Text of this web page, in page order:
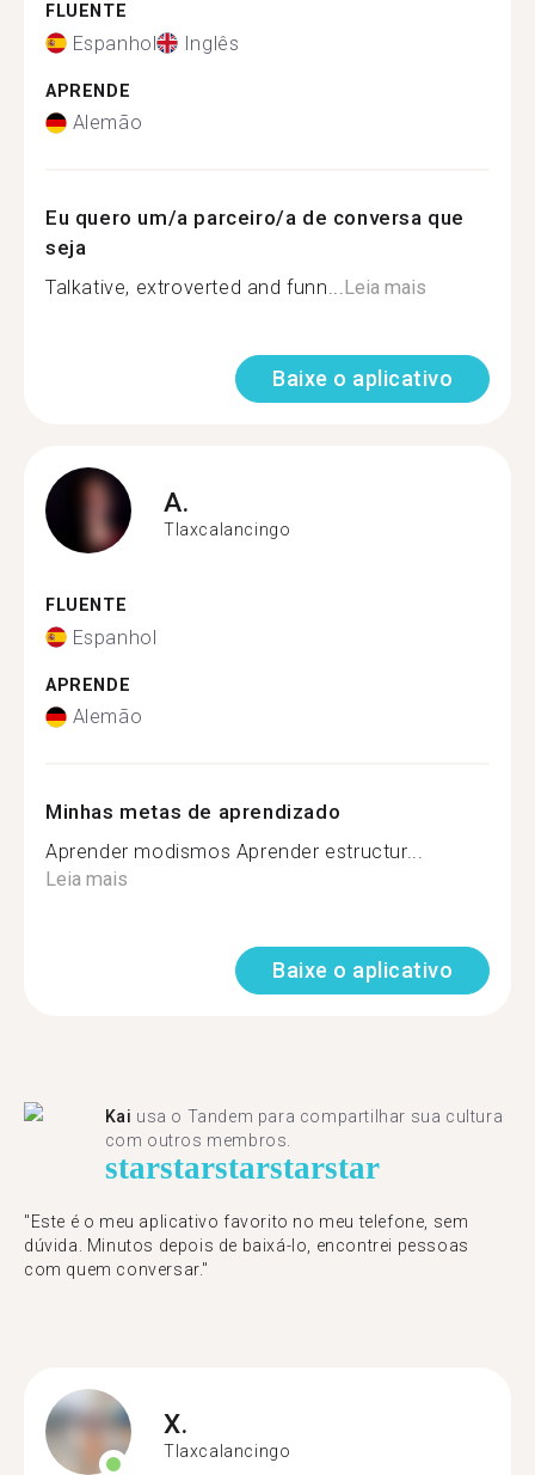
FLUENTE
Espanhol Inglês
APRENDE
Alemão
Eu quero um/a parceiro/a de conversa que
seja
Talkative, extroverted and funn...Leia mais
Baixe o aplicativo
A.
Tlaxcalancingo
FLUENTE
Espanhol
APRENDE
Alemão
Minhas metas de aprendizado
Aprender modismos Aprender estructur...
Leia mais
Baixe o aplicativo
Kai usa o Tandem para compartilhar sua cultura
com outros membros.
starstarstarstarstar
"Este é o meu aplicativo favorito no meu telefone, sem
dúvida. Minutos depois de baixá-lo, encontrei pessoas
com quem conversar."
X.
Tlaxcalancingo